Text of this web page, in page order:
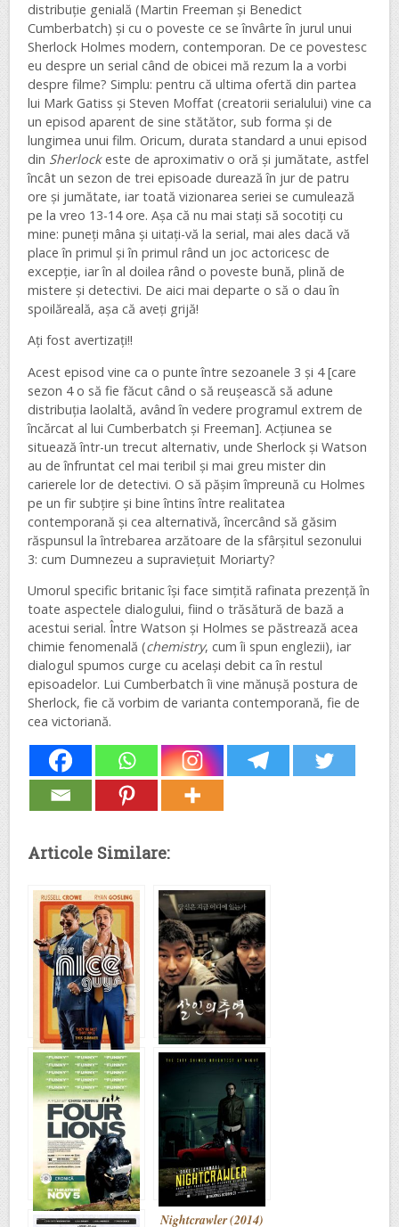
distribuție genială (Martin Freeman și Benedict
Cumberbatch) și cu o poveste ce se învârte în jurul unui
Sherlock Holmes modern, contemporan. De ce povestesc
eu despre un serial când de obicei mă rezum la a vorbi
despre filme? Simplu: pentru că ultima ofertă din partea
lui Mark Gatiss și Steven Moffat (creatorii serialului) vine ca
un episod aparent de sine stătător, sub forma și de
lungimea unui film. Oricum, durata standard a unui episod
din Sherlockeste de aproximativ o oră și jumătate, astfel
încât un sezon de trei episoade durează în jur de patru
ore și jumătate, iar toată vizionarea seriei se cumulează
pe la vreo 13-14 ore. Așa că nu mai stați să socotiți cu
mine: puneți mâna și uitați-vă la serial, mai ales dacă vă
place în primul și în primul rând un joc actoricesc de
excepție, iar în al doilea rând o poveste bună, plină de
mistere și detectivi. De aici mai departe o să o dau în
spoilăreală, așa că aveți grijă!
Ați fost avertizați!!
Acest episod vine ca o punte între sezoanele 3 și 4 [care
sezon 4 o să fie făcut când o să reușească să adune
distribuția laolaltă, având în vedere programul extrem de
încărcat al lui Cumberbatch și Freeman]. Acțiunea se
situează într-un trecut alternativ, unde Sherlock și Watson
au de înfruntat cel mai teribil și mai greu mister din
carierele lor de detectivi. O să pășim împreună cu Holmes
pe un fir subțire și bine întins între realitatea
contemporană și cea alternativă, încercând să găsim
răspunsul la întrebarea arzătoare de la sfârșitul sezonului
3: cum Dumnezeu a supraviețuit Moriarty?
Umorul specific britanic își face simțită rafinata prezență în
toate aspectele dialogului, fiind o trăsătură de bază a
acestui serial. Între Watson și Holmes se păstrează acea
chimie fenomenală (chemistry, cum îi spun englezii), iar
dialogul spumos curge cu același debit ca în restul
episoadelor. Lui Cumberbatch îi vine mănușă postura de
Sherlock, fie că vorbim de varianta contemporană, fie de
cea victoriană.
Articole Similare:
The Nice Guys
(2016) – cronică de
A.S.
Memories of Murder
(2003) – cronică de
A.S.
Nightcrawler (2014)